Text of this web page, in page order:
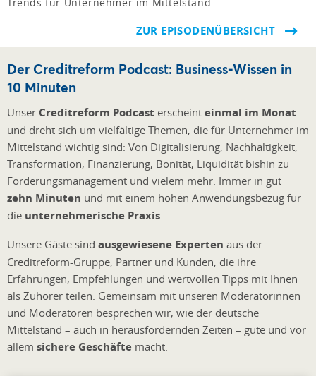
ZUR EPISODENÜBERSICHT
Der Creditreform Podcast: Business-Wissen in
10 Minuten
Unser Creditreform Podcast erscheint einmal im Monat
und dreht sich um vielfältige Themen, die für Unternehmer im
Mittelstand wichtig sind: Von Digitalisierung, Nachhaltigkeit,
Transformation, Finanzierung, Bonität, Liquidität bishin zu
Forderungsmanagement und vielem mehr. Immer in gut
zehn Minuten und mit einem hohen Anwendungsbezug für
die unternehmerische Praxis
Unsere Gäste sind ausgewiesene Experten aus der
Creditreform-Gruppe, Partner und Kunden, die ihre
Erfahrungen, Empfehlungen und wertvollen Tipps mit Ihnen
als Zuhörer teilen. Gemeinsam mit unseren Moderatorinnen
und Moderatoren besprechen wir, wie der deutsche
Mittelstand – auch in herausfordernden Zeiten – gute und vor
allem sichere Geschäfte macht.